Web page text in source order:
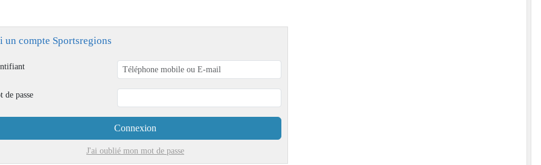
un compte Sportsregions
de passe
Connexion
J'ai oublié mon mot de passe